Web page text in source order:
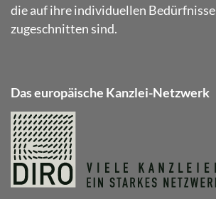
die auf ihre individuellen Bedürfnisse
zugeschnitten sind.
Das europäische Kanzlei-Netzwerk